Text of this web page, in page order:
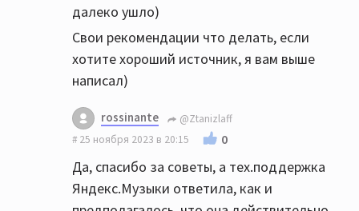
далеко ушло)
Свои рекомендации что делать, если
хотите хороший источник, я вам выше
написал)
rossinante
@Ztanizlaff
25 ноября 2023 в 20:15
0
Да, спасибо за советы, а тех.поддержка
Яндекс.Музыки ответила, как и